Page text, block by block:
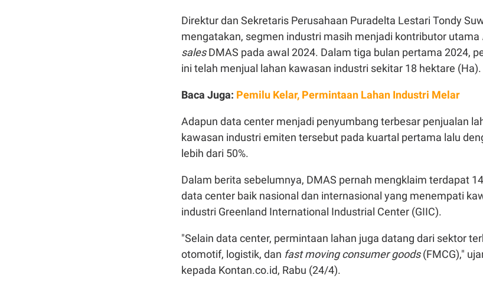
Direktur dan Sekretaris Perusahaan Puradelta Lestari Tondy
mengatakan, segmen industri masih menjadi kontributor utama
salesDMAS pada awal 2024. Dalam tiga bulan pertama 2024,
ini telah menjual lahan kawasan industri sekitar 18 hektare (Ha).
Baca Juga: Pemilu Kelar, Permintaan Lahan Industri Melar
Adapun data center menjadi penyumbang terbesar penjualan
kawasan industri emiten tersebut pada kuartal pertama lalu
lebih dari 50%.
Dalam berita sebelumnya, DMAS pernah mengklaim terdapat
data center baik nasional dan internasional yang menempati
industri Greenland International Industrial Center (GIIC).
"Selain data center, permintaan lahan juga datang dari sektor
otomotif, logistik, dan fast moving consumer goods(FMCG),"
kepada Kontan.co.id, Rabu (24/4).